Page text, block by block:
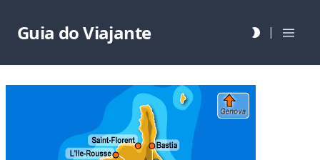
Guia do Viajante |